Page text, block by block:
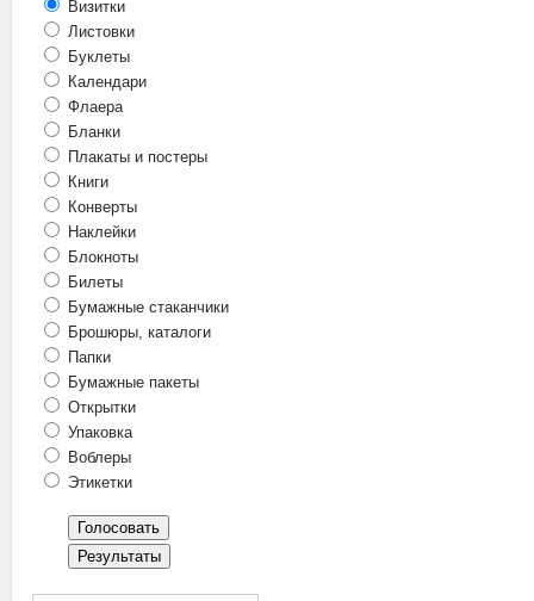
Визитки
Листовки
Буклеты
Календари
Флаера
Бланки
Плакаты и постеры
Книги
Конверты
Наклейки
Блокноты
Билеты
Бумажные стаканчики
Брошюры, каталоги
Папки
Бумажные пакеты
Открытки
Упаковка
Воблеры
Этикетки